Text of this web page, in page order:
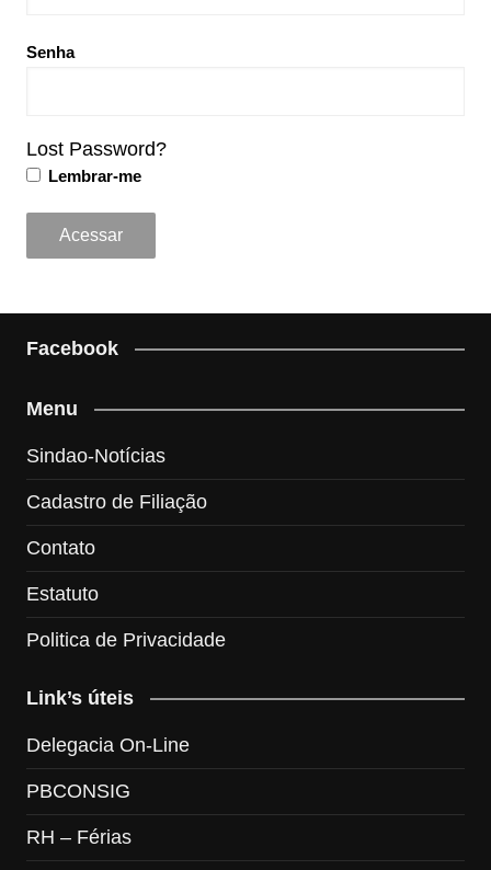
Senha
Lost Password?
Lembrar-me
Facebook
Menu
Sindao-Notícias
Cadastro de Filiação
Contato
Estatuto
Politica de Privacidade
Link’s úteis
Delegacia On-Line
PBCONSIG
RH – Férias